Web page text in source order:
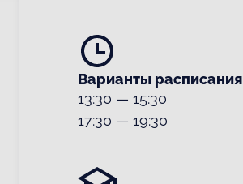
Варианты расписания
13:30 — 15:30
17:30 — 19:30